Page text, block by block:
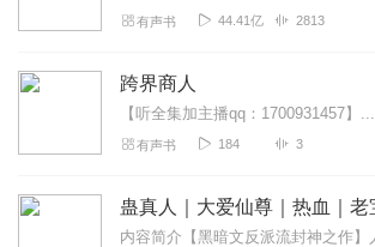
有声书 44.41亿 2813
跨界商人
【听全集加主播qq：1700931457】...
有声书 184 3